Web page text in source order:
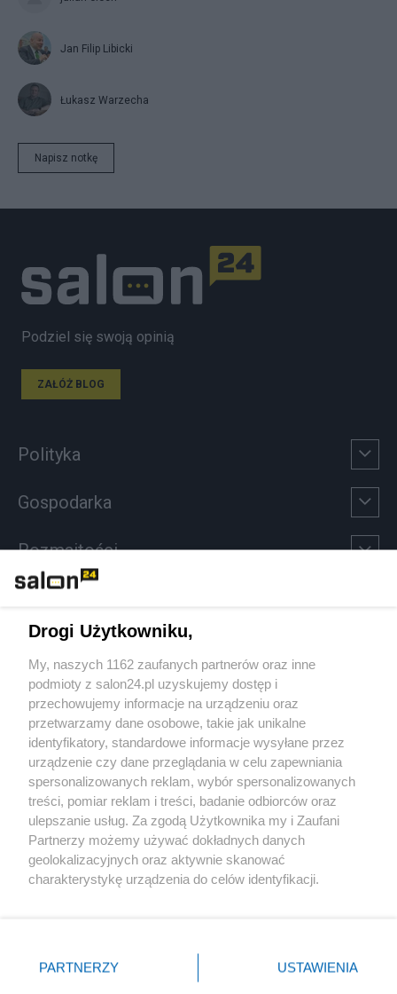
Jan Filip Libicki
Łukasz Warzecha
Napisz notkę
Podziel się swoją opinią
ZAŁÓŻ BLOG
Polityka
Gospodarka
Rozmaitości
Sport
Społeczeństwo
Kultura
X Facebook Instagram Youtube
Drogi Użytkowniku,
My, naszych 1162 zaufanych partnerów oraz inne
podmioty z salon24.pl uzyskujemy dostęp i
przechowujemy informacje na urządzeniu oraz
przetwarzamy dane osobowe, takie jak unikalne
identyfikatory, standardowe informacje wysyłane przez
urządzenie czy dane przeglądania w celu zapewniania
spersonalizowanych reklam, wybór spersonalizowanych
treści, pomiar reklam i treści, badanie odbiorców oraz
ulepszanie usług. Za zgodą Użytkownika my i Zaufani
Partnerzy możemy używać dokładnych danych
geolokalizacyjnych oraz aktywnie skanować
charakterystykę urządzenia do celów identyfikacji.
zmienić/wycofać klikając przycisk ustawień prywatności
znajdujący się w lewym dolnym rogu strony
PARTNERZY USTAWIENIA